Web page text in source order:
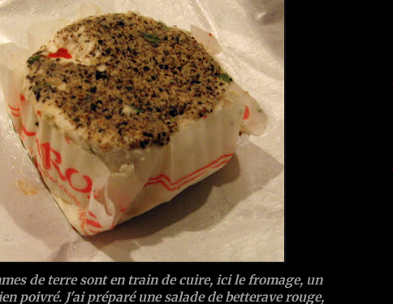
de terre sont en train de cuire, ici le fromage, un
poivré. J'ai préparé une salade de betterave rouge,